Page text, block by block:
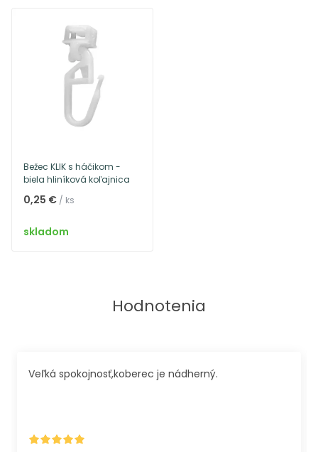
Bežec KLIK s háčikom -
biela hliníková koľajnica
0,25 € / ks
skladom
Hodnotenia
Veľká spokojnosť,koberec je nádherný.